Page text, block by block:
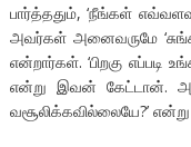
பார்த்ததும், ‘நீங்கள்
அவர்கள் அனைவருமே
என்றார்கள். ‘பிறகு எப்படி
என்று இவன் கேட்டான்.
வசூலிக்கவில்லையே?’